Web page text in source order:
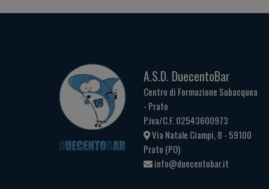
A.S.D. DuecentoBar
Centro di Formazione Subacquea
- Prato
P.iva/C.F. 02543600973
Via Natale Ciampi, 8 - 59100
Prato (PO)
info@duecentobar.it